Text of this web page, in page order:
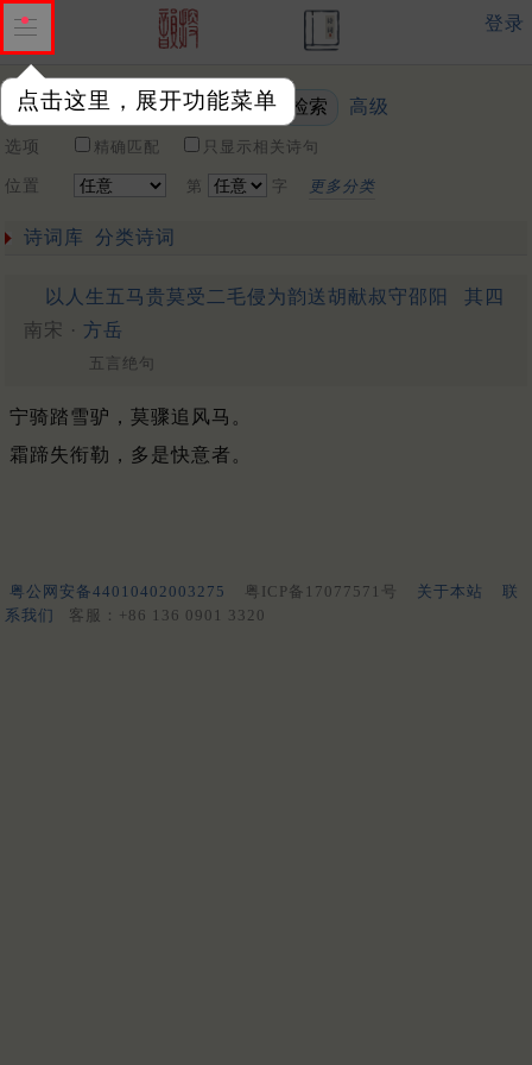
点击这里，展开功能菜单
登录
关键词 高级
选项 精确匹配 只显示相关诗句
位置 第 字 更多分类
诗词库 分类诗词
以人生五马贵莫受二毛侵为韵送胡献叔守邵阳
其四
南宋 · 方岳
五言绝句
宁骑踏雪驴，莫骤追风马。
霜蹄失衔勒，多是快意者。
粤公网安备44010402003275 粤ICP备17077571号 关于本站
联
系我们
客服：+86 136 0901 3320